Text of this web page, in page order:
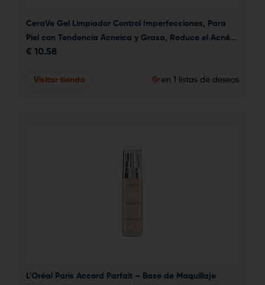
CeraVe Gel Limpiador Control Imperfecciones, Para
Piel con Tendencia Acneica y Grasa, Reduce el Acné...
€ 10.58
Visitar tienda en 1 listas de deseos
L'Oréal Paris Accord Parfait – Base de Maquillaje